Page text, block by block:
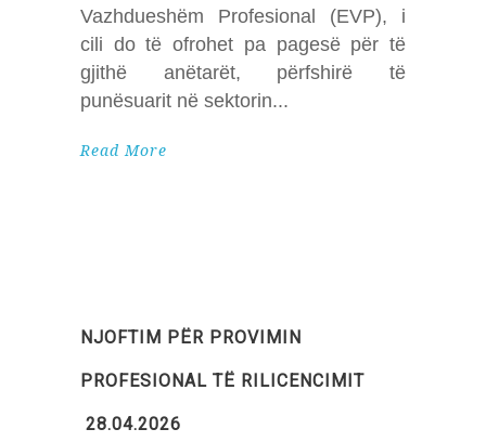
Vazhdueshëm Profesional (EVP), i
cili do të ofrohet pa pagesë për të
gjithë anëtarët, përfshirë të
punësuarit në sektorin
Read More
NJOFTIM PËR PROVIMIN
PROFESIONAL TË RILICENCIMIT
28.04.2026